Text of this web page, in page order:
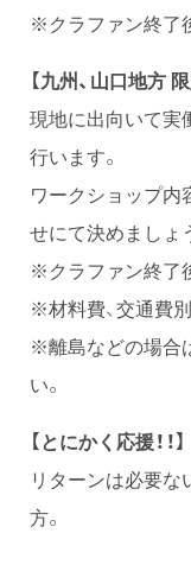
※クラファン終了
【九州、山口地方
現地に出向いて実
行います。
ワークショップ
せにて決めましょ
※クラファン終了
※材料費、交通費
※離島などの場合
い。
【とにかく応援！！】
リターンは必要な
方。